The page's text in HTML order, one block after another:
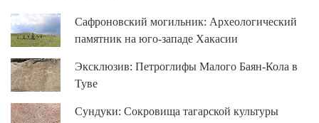
Сафроновский могильник: Археологический
памятник на юго-западе Хакасии
Эксклюзив: Петроглифы Малого Баян-Кола в
Туве
Сундуки: Сокровища тагарской культуры